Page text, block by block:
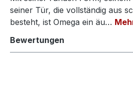
seiner Tür, die vollständig aus
besteht, ist Omega ein äu…
Bewertungen